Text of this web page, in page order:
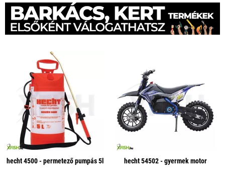
hecht 4500 - permetező pumpás 5l hecht 54502 - gyermek motor